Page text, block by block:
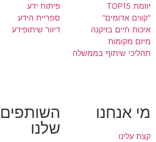
יוזמת TOP15
"קווים אדומים"
איכות חיים בזיקנה
מיזם מקומות
תהליכי שיתוף בממשלה
פיתוח ידע
ספריית הידע
דיוור שיתופידע
מי אנחנו
קצת עלינו
השותפים
שלנו